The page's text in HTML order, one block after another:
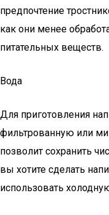
предпочтение
как они менее
питательных веществ.
Вода
Для приготовления
фильтрованную или
позволит сохранить
вы хотите сделать
использовать